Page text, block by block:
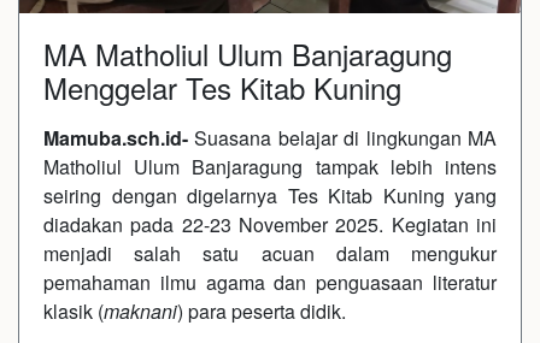
MA Matholiul Ulum Banjaragung
Menggelar Tes Kitab Kuning
Mamuba.sch.id-Suasana belajar di lingkungan MA
Matholiul Ulum Banjaragung tampak lebih intens
seiring dengan digelarnya Tes Kitab Kuning yang
diadakan pada 22-23 November 2025. Kegiatan ini
menjadi salah satu acuan dalam mengukur
pemahaman ilmu agama dan penguasaan literatur
klasik (maknani) para peserta didik.